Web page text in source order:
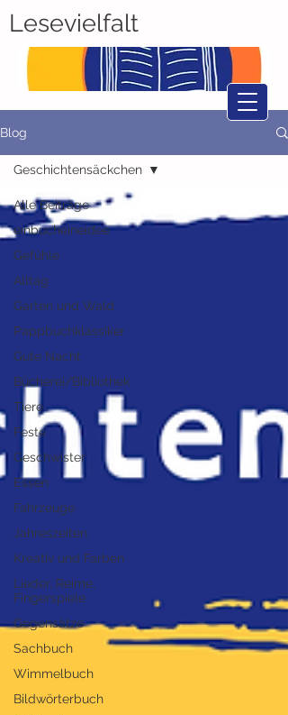
Lesevielfalt
Blog
Alle Beiträge
einbucheineidee
Gefühle
Alltag
Garten und Wald
Pappbuchklassiker
Gute Nacht
Bücherei/Bibliothek
Tiere
Feste
Geschwister
Essen
Fahrzeuge
Jahreszeiten
Kreativ und Farben
Lieder, Reime,
Fingerspiele
Gegensätze
Sachbuch
Wimmelbuch
Bildwörterbuch
Geschichtensäckchen